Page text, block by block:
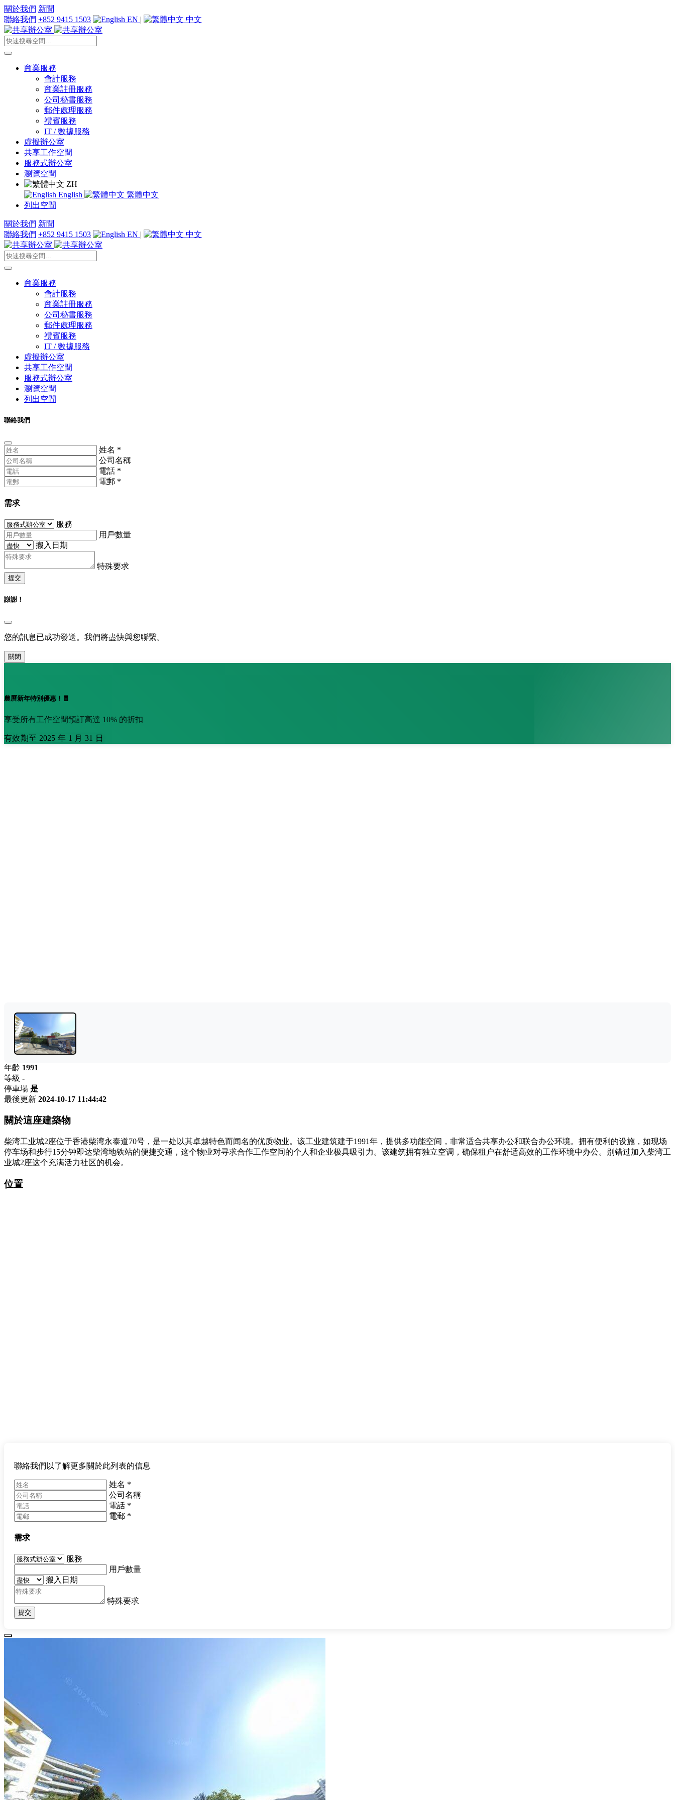
關於我們 新聞
聯絡我們 +852 9415 1503 EN | 中文
商業服務
會計服務
商業註冊服務
公司秘書服務
郵件處理服務
禮賓服務
IT / 數據服務
虛擬辦公室
共享工作空間
服務式辦公室
瀏覽空間
ZH
English
繁體中文
列出空間
關於我們 新聞
聯絡我們 +852 9415 1503 EN | 中文
商業服務
會計服務
商業註冊服務
公司秘書服務
郵件處理服務
禮賓服務
IT / 數據服務
虛擬辦公室
共享工作空間
服務式辦公室
瀏覽空間
列出空間
聯絡我們
姓名 *
公司名稱
電話 *
電郵 *
需求
服務
用戶數量
搬入日期
特殊要求
提交
謝謝！
您的訊息已成功發送。我們將盡快與您聯繫。
關閉
農曆新年特別優惠！🧧
享受所有工作空間預訂高達 10% 的折扣
有效期至 2025 年 1 月 31 日
年齡 1991
等級 -
停車場 是
最後更新 2024-10-17 11:44:42
關於這座建築物
柴湾工业城2座位于香港柴湾永泰道70号，是一处以其卓越特色而闻名的优质物业。该工业建筑建于1991年，提供多功能空间，非常适合共享办公和联合办公环境。拥有便利的设施，如现场
停车场和步行15分钟即达柴湾地铁站的便捷交通，这个物业对寻求合作工作空间的个人和企业极具吸引力。该建筑拥有独立空调，确保租户在舒适高效的工作环境中办公。别错过加入柴湾工
业城2座这个充满活力社区的机会。
位置
聯絡我們以了解更多關於此列表的信息
姓名 *
公司名稱
電話 *
電郵 *
需求
服務
用戶數量
搬入日期
特殊要求
提交